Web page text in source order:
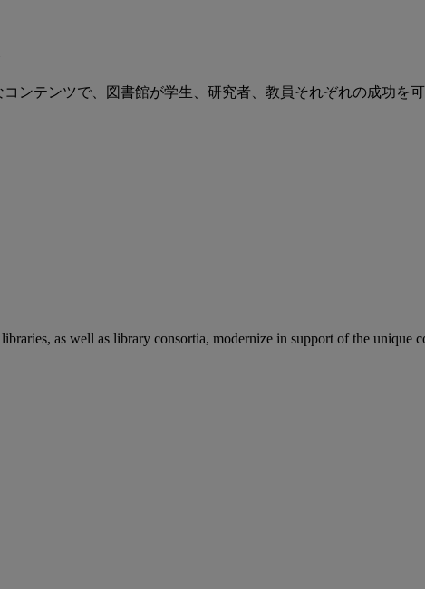
ンテンツで、図書館が学生、研究者、教員それぞれの成功を
as well as library consortia, modernize in support of the unique